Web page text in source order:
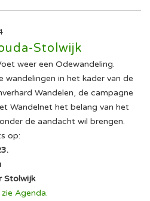
Stolwijk
weer een Odewandeling.
wandelingen in het kader van de
Wandelen, de campagne
Wandelnet het belang van het
de aandacht wil brengen.
op:
Stolwijk
zie Agenda.